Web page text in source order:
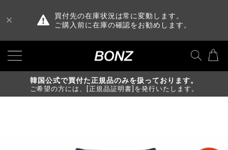
買付先の在庫状況は常に変動します。
ご購入前に在庫の確認をお勧めします。
韓国公式で買付た正規品のみを扱っております。
ご希望の方には、[正規品証明書]を発行いたします。